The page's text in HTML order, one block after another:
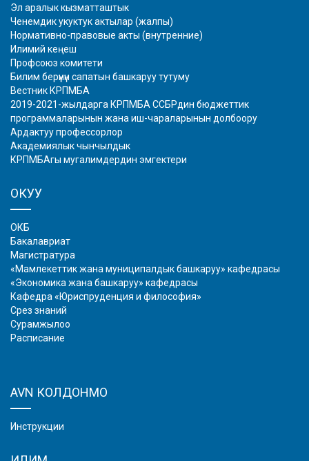
Эл аралык кызматташтык
Ченемдик укуктук актылар (жалпы)
Нормативно-правовые акты (внутренние)
Илимий кеңеш
Профсоюз комитети
Билим берүүнүн сапатын башкаруу тутуму
Вестник КРПМБА
2019-2021-жылдарга КРПМБА ССБРдин бюджеттик
программаларынын жана иш-чараларынын долбоору
Ардактуу профессорлор
Академиялык чынчылдык
КРПМБАгы мугалимдердин эмгектери
ОКУУ
ОКБ
Бакалавриат
Магистратура
«Мамлекеттик жана муниципалдык башкаруу» кафедрасы
«Экономика жана башкаруу» кафедрасы
Кафедра «Юриспруденция и философия»
Срез знаний
Сурамжылоо
Расписание
AVN КОЛДОНМО
Инструкции